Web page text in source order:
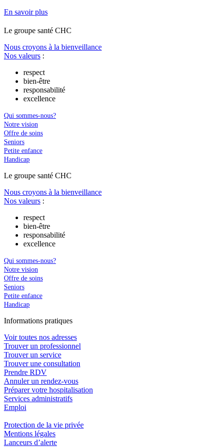
En savoir plus
Le groupe santé CHC
Nous croyons à la bienveillance
Nos valeurs :
respect
bien-être
responsabilité
excellence
Qui sommes-nous?
Notre vision
Offre de soins
Seniors
Petite enfance
Handicap
Le groupe santé CHC
Nous croyons à la bienveillance
Nos valeurs :
respect
bien-être
responsabilité
excellence
Qui sommes-nous?
Notre vision
Offre de soins
Seniors
Petite enfance
Handicap
Informations pratiques
Voir toutes nos adresses
Trouver un professionnel
Trouver un service
Trouver une consultation
Prendre RDV
Annuler un rendez-vous
Préparer votre hospitalisation
Services administratifs
Emploi​
Protection de la vie privée
Mentions légales
Lanceurs d’alerte